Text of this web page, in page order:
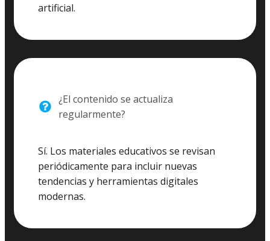
artificial.
¿El contenido se actualiza
regularmente?
Sí. Los materiales educativos se revisan
periódicamente para incluir nuevas
tendencias y herramientas digitales
modernas.